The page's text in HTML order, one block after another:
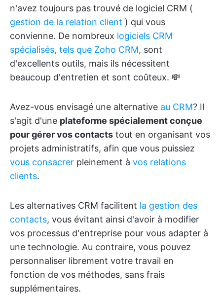
n'avez toujours pas trouvé de logiciel CRM (
gestion de la relation client ) qui vous
convienne. De nombreux logiciels CRM
spécialisés, tels que Zoho CRM, sont
d'excellents outils, mais ils nécessitent
beaucoup d'entretien et sont coûteux. 💸
Avez-vous envisagé une alternative au CRM? Il
s'agit d'une plateforme spécialement conçue
pour gérer vos contacts tout en organisant vos
projets administratifs, afin que vous puissiez
vous consacrer pleinement à vos relations
clients.
Les alternatives CRM facilitent la gestion des
contacts, vous évitant ainsi d'avoir à modifier
vos processus d'entreprise pour vous adapter à
une technologie. Au contraire, vous pouvez
personnaliser librement votre travail en
fonction de vos méthodes, sans frais
supplémentaires.